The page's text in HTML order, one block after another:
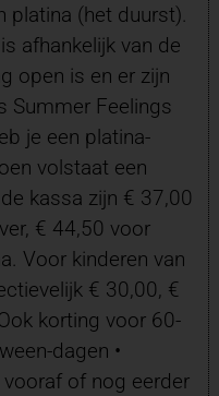
platina (het duurst).
afhankelijk van de
open is en er zijn
Summer Feelings
je een platina-
volstaat een
kassa zijn € 37,00
€ 44,50 voor
Voor kinderen van
€ 30,00, €
korting voor 60-
dagen •
of nog eerder